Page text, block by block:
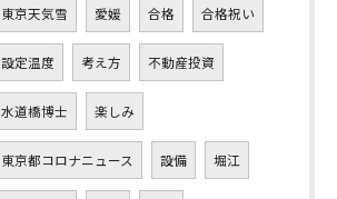
東京天気雪 愛媛 合格 合格祝い
設定温度 考え方 不動産投資
水道橋博士 楽しみ
東京都コロナニュース 設備 堀江